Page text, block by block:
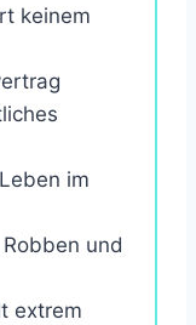
keinem
im
und
extrem